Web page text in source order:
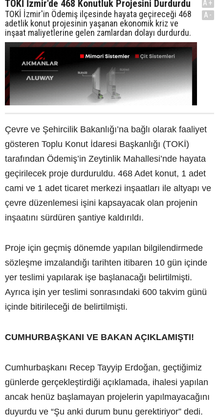
TOKİ İzmir'de 468 Konutluk Projesini Durdurdu
TOKİ İzmir'in Ödemiş ilçesinde hayata geçireceği 468
adetlik konut projesinin yaşanan ekonomik kriz ve
inşaat maliyetlerine gelen zamlardan dolayı durdurdu.
A+
A-
Çevre ve Şehircilik Bakanlığı’na bağlı olarak faaliyet
gösteren Toplu Konut İdaresi Başkanlığı (TOKİ)
tarafından Ödemiş’in Zeytinlik Mahallesi’nde hayata
geçirilecek proje durduruldu. 468 Adet konut, 1 adet
cami ve 1 adet ticaret merkezi inşaatları ile altyapı ve
çevre düzenlemesi işini kapsayacak olan projenin
inşaatını sürdüren şantiye kaldırıldı.
Proje için geçmiş dönemde yapılan bilgilendirmede
sözleşme imzalandığı tarihten itibaren 10 gün içinde
yer teslimi yapılarak işe başlanacağı belirtilmişti.
Ayrıca işin yer teslimi sonrasındaki 600 takvim günü
içinde bitirileceği de belirtilmişti.
CUMHURBAŞKANI VE BAKAN AÇIKLAMIŞTI!
Cumhurbaşkanı Recep Tayyip Erdoğan, geçtiğimiz
günlerde gerçekleştirdiği açıklamada, ihalesi yapılan
ancak henüz başlamayan projelerin yapılmayacağını
duyurdu ve “Şu anki durum bunu gerektiriyor” dedi.